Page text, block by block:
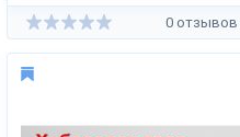
0 отзывов